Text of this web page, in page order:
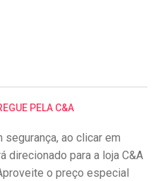
PELA C&A
ao clicar em
direcionado para a loja C&A
o preço especial